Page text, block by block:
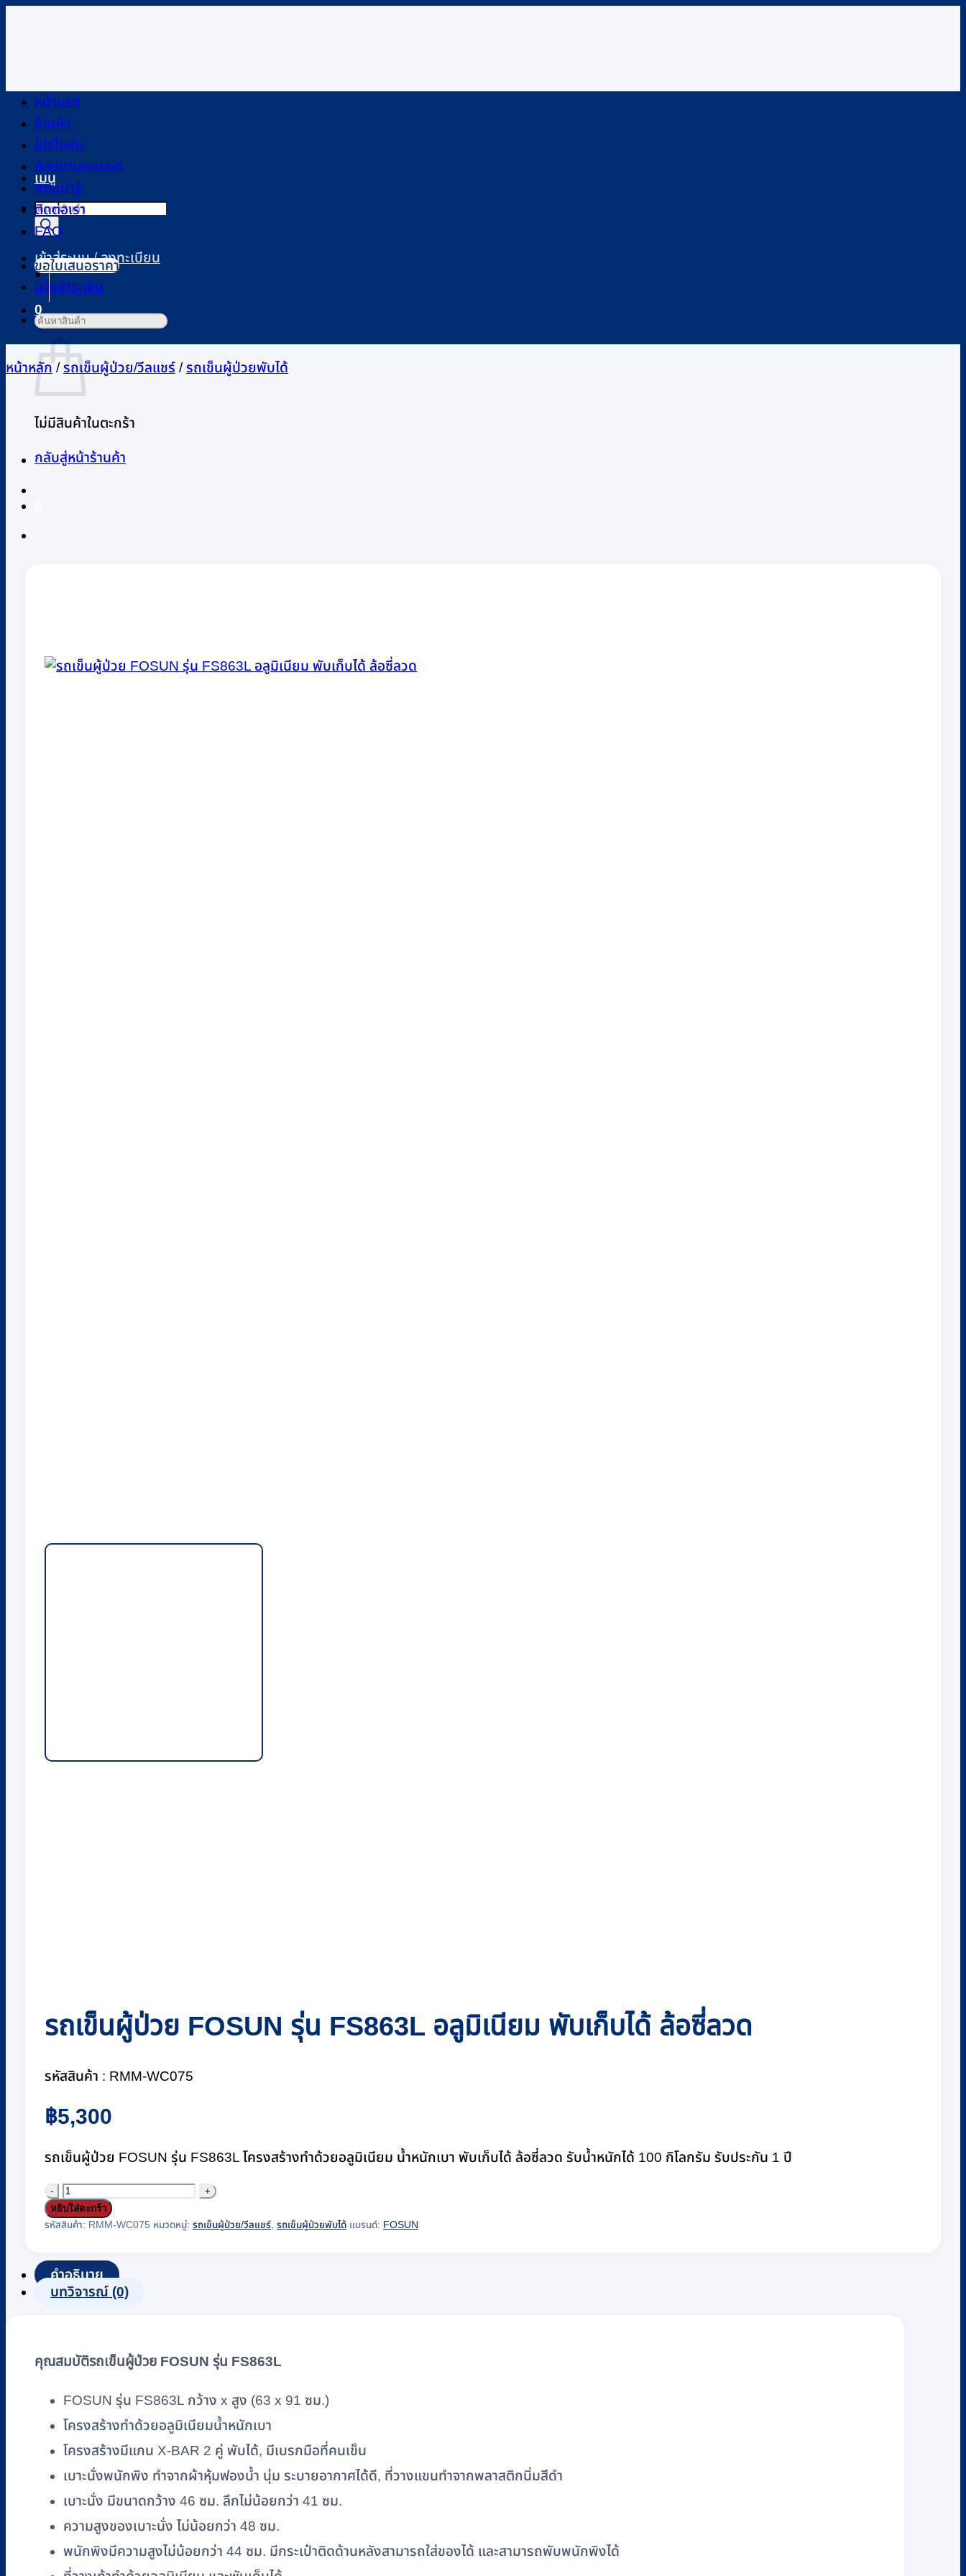
เมนู
Products
search
เข้าสู่ระบบ / ลงทะเบียน
0
ตะกร้าสินค้า
ไม่มีสินค้าในตะกร้า
กลับสู่หน้าร้านค้า
หน้าแรก
ร้านค้า
โปรโมชัน
ช้อปตามแบรนด์
สาระน่ารู้
ติดต่อเรา
FAQ
ขอใบเสนอราคา
แจ้งชำระเงิน
ค้นหา:
หน้าหลัก / รถเข็นผู้ป่วย/วีลแชร์ / รถเข็นผู้ป่วยพับได้
รถเข็นผู้ป่วย FOSUN รุ่น FS863L อลูมิเนียม พับเก็บได้ ล้อซี่ลวด
รหัสสินค้า : RMM-WC075
฿5,300
รถเข็นผู้ป่วย FOSUN รุ่น FS863L โครงสร้างทำด้วยอลูมิเนียม น้ำหนักเบา พับเก็บได้ ล้อซี่ลวด รับน้ำหนักได้ 100 กิโลกรัม รับประกัน 1 ปี
จำนวน
รถ
เข็น
ป่วย
FOSUN
มิ
เก็บ
ได้
ล้อ
ชิ้น
หยิบใส่ตะกร้า
รหัสสินค้า: RMM-WC075 หมวดหมู่: รถเข็นผู้ป่วย/วีลแชร์, รถเข็นผู้ป่วยพับได้ แบรนด์: FOSUN
คำอธิบาย
บทวิจารณ์ (0)
คุณสมบัติรถเข็นผู้ป่วย FOSUN รุ่น FS863L
FOSUN รุ่น FS863L กว้าง x สูง (63 x 91 ซม.)
โครงสร้างทำด้วยอลูมิเนียมน้ำหนักเบา
โครงสร้างมีแกน X-BAR 2 คู่ พับได้, มีเบรกมือที่คนเข็น
เบาะนั่งพนักพิง ทำจากผ้าหุ้มฟองน้ำ นุ่ม ระบายอากาศได้ดี, ที่วางแขนทำจากพลาสติกนิ่มสีดำ
เบาะนั่ง มีขนาดกว้าง 46 ซม. ลึกไม่น้อยกว่า 41 ซม.
ความสูงของเบาะนั่ง ไม่น้อยกว่า 48 ซม.
พนักพิงมีความสูงไม่น้อยกว่า 44 ซม. มีกระเป๋าติดด้านหลังสามารถใส่ของได้ และสามารถพับพนักพิงได้